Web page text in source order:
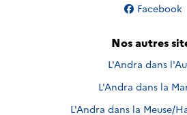
Nous suivre
Facebook
Nos autres
L'Andra dans
L'Andra dans la
L'Andra dans la Meuse/